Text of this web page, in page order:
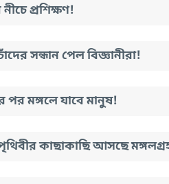
প্রশিক্ষণ!
সন্ধান পেল বিজ্ঞানীরা!
পর মঙ্গলে যাবে মানুষ!
কাছাকাছি আসছে